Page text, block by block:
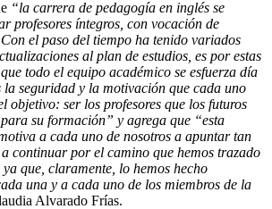
“la carrera de pedagogía en inglés se
profesores íntegros, con vocación de
el paso del tiempo ha tenido variados
al plan de estudios, es por estas
todo el equipo académico se esfuerza día
seguridad y la motivación que cada uno
objetivo: ser los profesores que los futuros
su formación” y agrega que “esta
a cada uno de nosotros a apuntar tan
continuar por el camino que hemos trazado
que, claramente, lo hemos hecho
una y a cada uno de los miembros de la
Alvarado Frías.